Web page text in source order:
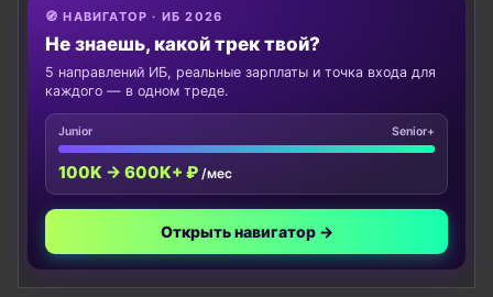
🧭 НАВИГАТОР · ИБ 2026
Не знаешь, какой трек твой?
5 направлений ИБ, реальные зарплаты и точка входа для
каждого — в одном треде.
Junior Senior+
100K → 600K+ ₽ /мес
Открыть навигатор →